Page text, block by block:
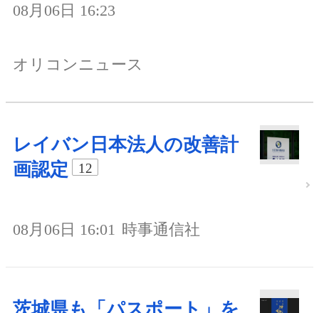
08月06日 16:23
オリコンニュース
レイバン日本法人の改善計
画認定
12
08月06日 16:01 時事通信社
茨城県も「パスポート」を